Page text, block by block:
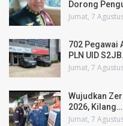
Dorong
Jumat, 7
702 Pegawai
PLN UID
Jumat, 7
Wujudkan
2026, Kilang…
Jumat, 7